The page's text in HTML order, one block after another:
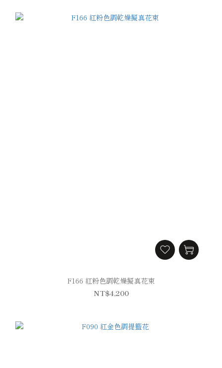
F166 紅粉色調乾燥擬真花束
NT$4,200